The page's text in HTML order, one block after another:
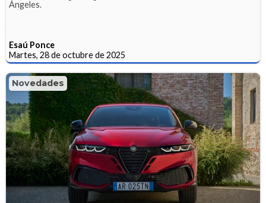
Ángeles.
Esaú Ponce
Martes, 28 de octubre de 2025
Novedades